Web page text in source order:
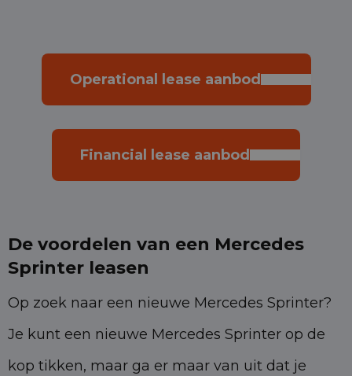
Operational lease aanbod
Financial lease aanbod
De voordelen van een Mercedes
Sprinter leasen
Op zoek naar een nieuwe Mercedes Sprinter?
Je kunt een nieuwe Mercedes Sprinter op de
kop tikken, maar ga er maar van uit dat je